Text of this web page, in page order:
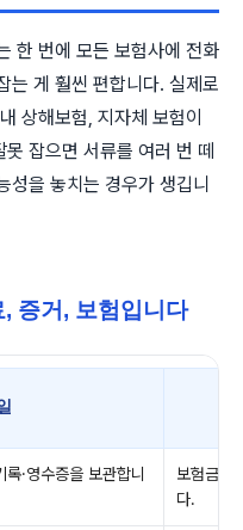
한 번에 모든 보험사에 전화
는 게 훨씬 편합니다. 실제로
상해보험, 지자체 보험이
잡으면 서류를 여러 번 떼
성을 놓치는 경우가 생깁니
증거, 보험입니다
·영수증을 보관합니
보험금
다.